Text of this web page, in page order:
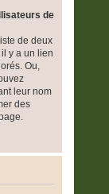
de
de deux
y a un lien
Ou,
leur nom
des